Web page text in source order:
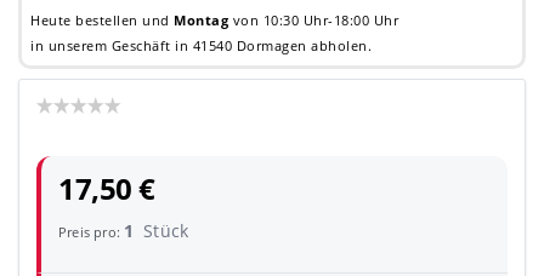
Heute bestellen und Montag von 10:30 Uhr-18:00 Uhr
in unserem Geschäft in 41540 Dormagen abholen.
17,50 €
Preis pro: 1 Stück